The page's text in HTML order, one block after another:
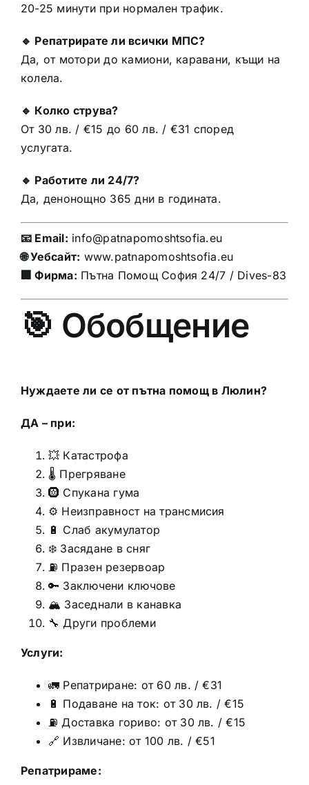
20-25 минути при нормален трафик.
🔹 Репатрирате ли всички МПС?
Да, от мотори до камиони, каравани, къщи на
колела.
🔹 Колко струва?
От 30 лв. / €15 до 60 лв. / €31 според
услугата.
🔹 Работите ли 24/7?
Да, денонощно 365 дни в годината.
📧 Email: info@patnapomoshtsofia.eu
🌐 Уебсайт: www.patnapomoshtsofia.eu
🏢 Фирма: Пътна Помощ София 24/7 / Dives-83
🎯 Обобщение
Нуждаете ли се от пътна помощ в Люлин?
ДА – при:
💥 Катастрофа
🌡️ Прегряване
🛞 Спукана гума
⚙️ Неизправност на трансмисия
🔋 Слаб акумулатор
❄️ Засядане в сняг
⛽ Празен резервоар
🔑 Заключени ключове
🏔️ Заседнали в канавка
🔧 Други проблеми
Услуги:
🚛 Репатриране: от 60 лв. / €31
🔋 Подаване на ток: от 30 лв. / €15
⛽ Доставка гориво: от 30 лв. / €15
🔗 Извличане: от 100 лв. / €51
Репатрираме: